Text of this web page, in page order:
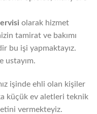
olarak hizmet
tamirat ve bakımı
bu işi yapmaktayız.
ustayım.
işinde ehli olan kişiler
küçük ev aletleri teknik
vermekteyiz.